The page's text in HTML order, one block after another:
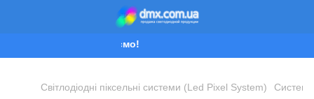
Ми працюємо!
Світлодіодні піксельні системи (Led Pixel System)